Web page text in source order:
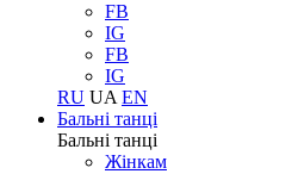
FB
IG
FB
IG
RU UA EN
Бальні танці
Бальні танці
Жінкам